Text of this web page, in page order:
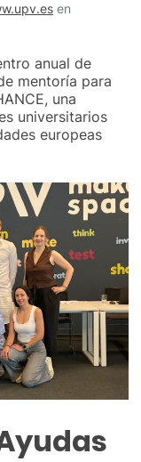
en
anual de
mentoría para
una
universitarios
europeas